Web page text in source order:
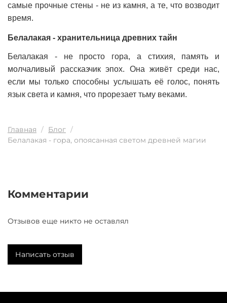
самые прочные стены - не из камня, а те, что возводит
время.
Белалакая - хранительница древних тайн
Белалакая - не просто гора, а стихия, память и
молчаливый рассказчик эпох. Она живёт среди нас,
если мы только способны услышать её голос, понять
язык света и камня, что прорезает тьму веками.
Главная
Блог
Белалакая - гора, опоясанная светом древней магии
Комментарии
Отзывов еще никто не оставлял
Написать отзыв